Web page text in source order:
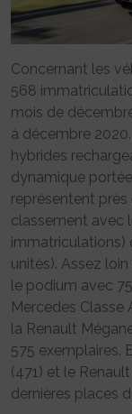
Concernant les
568
mois de
à décembre
hybrides
dynamique
représentent près
classement avec
immatriculations)
unités). Assez
le podium avec
Mercedes Classe
la Renault
575 exemplaires.
(471) et le
dernières places